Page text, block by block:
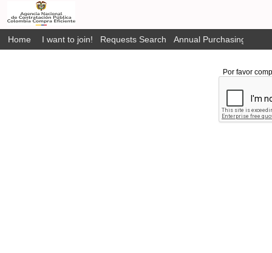
Home I want to join! Requests Search Annual Purchasing Plan
Por favor